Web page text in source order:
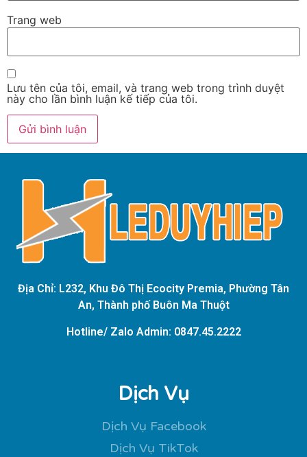
Trang web
Lưu tên của tôi, email, và trang web trong trình duyệt
này cho lần bình luận kế tiếp của tôi.
Địa Chỉ: L232, Khu Đô Thị Ecocity Premia, Phường Tân
An, Thành phố Buôn Ma Thuột
Hotline/ Zalo Admin: 0847.45.2222
Dịch Vụ
Dịch Vụ Facebook
Dịch Vụ TikTok